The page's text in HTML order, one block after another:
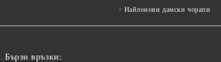
Найлонови дамски чорапи
Бързи връзки: